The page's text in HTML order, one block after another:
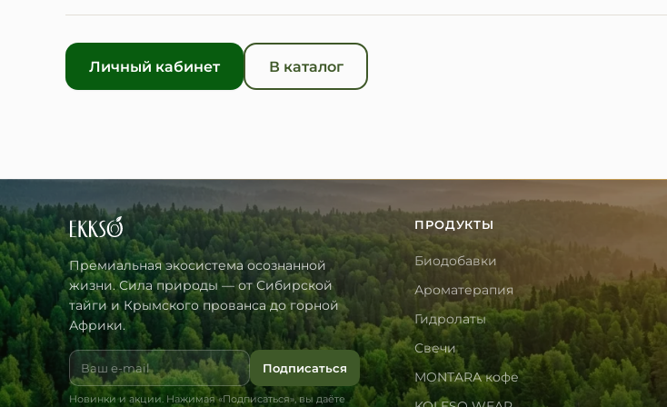
подтверждения e-mail и копятся на будущее.
Личный кабинет В каталог
Премиальная экосистема осознанной
жизни. Сила природы — от Сибирской
тайги и Крымского прованса до горной
Африки.
Подписаться
Новинки и акции. Нажимая «Подписаться», вы даёте
ПРОДУКТЫ
Биодобавки
Ароматерапия
Гидролаты
Свечи
MONTARA кофе